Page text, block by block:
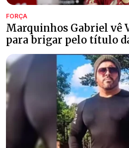
FORÇA
Marquinhos Gabriel vê
para brigar pelo título